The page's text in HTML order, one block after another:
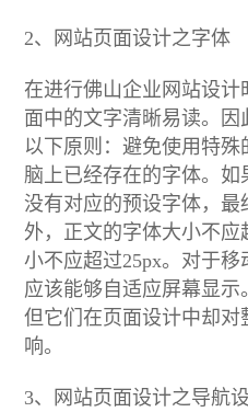
2、网站页面设计之字体
在进行佛山企业网站设
面中的文字清晰易读。
以下原则：避免使用特
脑上已经存在的字体。
没有对应的预设字体，
外，正文的字体大小不应
小不应超过25px。对于
应该能够自适应屏幕显示
但它们在页面设计中却
响。
3、网站页面设计之导航